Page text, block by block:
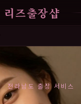
리즈출장샵
전라남도 출장 서비스